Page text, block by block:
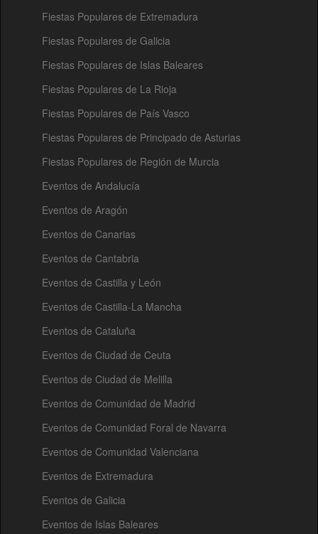
Fiestas Populares de Extremadura
Fiestas Populares de Galicia
Fiestas Populares de Islas Baleares
Fiestas Populares de La Rioja
Fiestas Populares de País Vasco
Fiestas Populares de Principado de Asturias
Fiestas Populares de Región de Murcia
Eventos de Andalucía
Eventos de Aragón
Eventos de Canarias
Eventos de Cantabria
Eventos de Castilla y León
Eventos de Castilla-La Mancha
Eventos de Cataluña
Eventos de Ciudad de Ceuta
Eventos de Ciudad de Melilla
Eventos de Comunidad de Madrid
Eventos de Comunidad Foral de Navarra
Eventos de Comunidad Valenciana
Eventos de Extremadura
Eventos de Galicia
Eventos de Islas Baleares